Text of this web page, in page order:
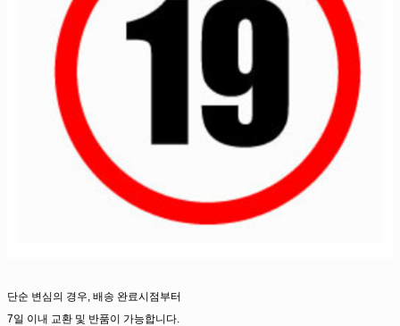
단순 변심의 경우, 배송 완료시점부터
7일 이내 교환 및 반품이 가능합니다.